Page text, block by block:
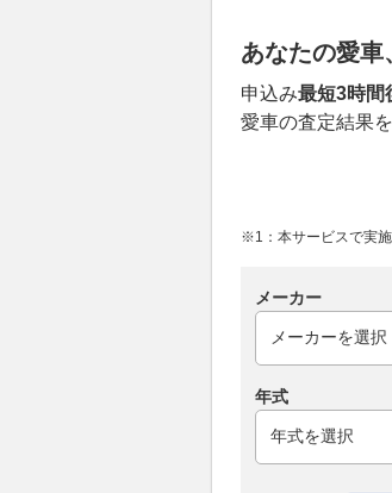
あなたの愛車
申込み最短3時間
愛車の査定結果
※1：本サービスで実
メーカー
年式